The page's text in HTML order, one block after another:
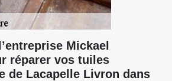
Mickael
réparer vos tuiles
de Lacapelle Livron dans